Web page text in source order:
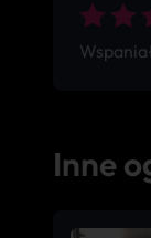
Inne